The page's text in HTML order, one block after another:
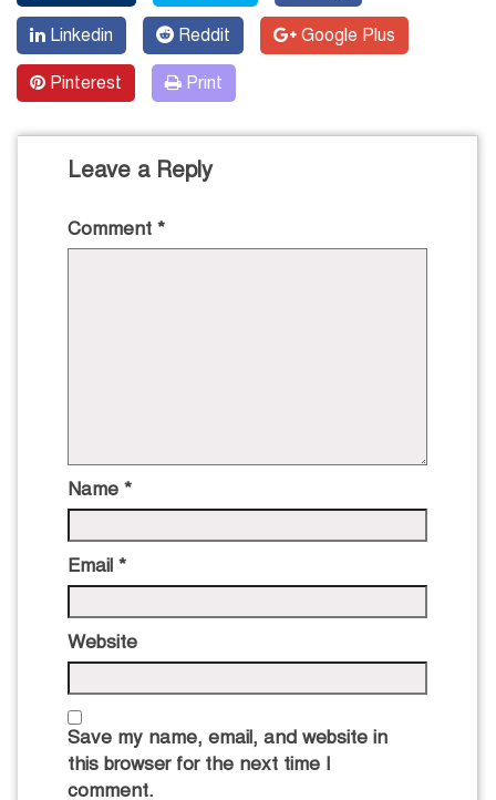
Linkedin Reddit Google Plus
Pinterest Print
Leave a Reply
Comment *
Name *
Email *
Website
Save my name, email, and website in
this browser for the next time I
comment.